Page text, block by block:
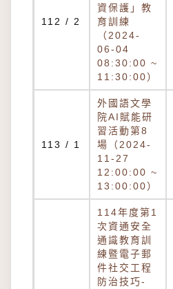
112 / 2
資保護」教
育訓練
（2024-
06-04
08:30:00 ~
11:30:00）
113 / 1
外國語文學
院AI賦能研
習活動第8
場（2024-
11-27
12:00:00 ~
13:00:00）
114年度第1
次資通安全
通識教育訓
練暨電子郵
件社交工程
防治技巧-